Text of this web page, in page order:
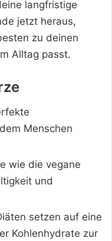
langfristige
jetzt heraus,
zu deinen
Alltag passt.
Menschen
wie die vegane
und
setzen auf eine
Kohlenhydrate zur